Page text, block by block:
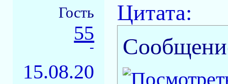
Гость
55
-
15.08.20
Цитата: